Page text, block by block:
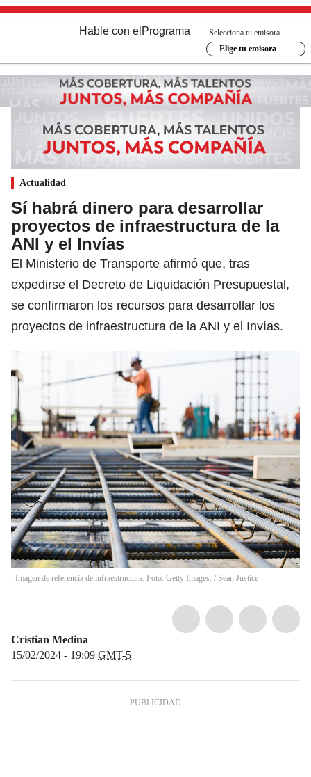
Hable con el Programa
Selecciona tu emisora
Elige tu emisora
Actualidad
Sí habrá dinero para desarrollar
proyectos de infraestructura de la
ANI y el Invías
El Ministerio de Transporte afirmó que, tras
expedirse el Decreto de Liquidación Presupuestal,
se confirmaron los recursos para desarrollar los
proyectos de infraestructura de la ANI y el Invías.
Imagen de referencia de infraestructura. Foto: Getty Images. / Sean Justice
Cristian Medina
15/02/2024 - 19:09 GMT-5